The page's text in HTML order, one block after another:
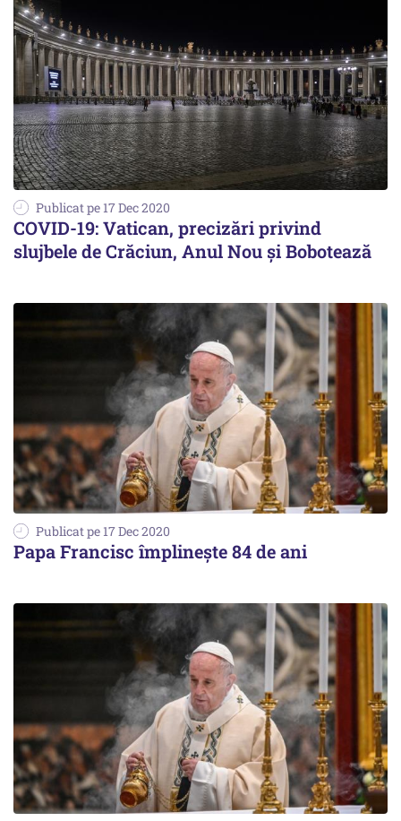
Publicat pe 17 Dec 2020
COVID-19: Vatican, precizări privind
slujbele de Crăciun, Anul Nou și Bobotează
Publicat pe 17 Dec 2020
Papa Francisc împlinește 84 de ani